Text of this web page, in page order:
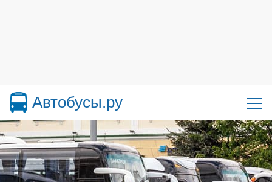
Автобусы.ру